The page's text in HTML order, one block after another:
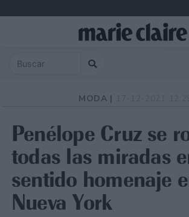
MODA |
Penélope Cruz se
todas las miradas
sentido homenaje
Nueva York